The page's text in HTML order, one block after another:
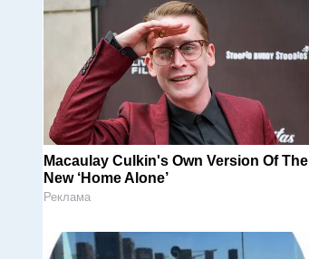
Macaulay Culkin's Own Version Of The
New ‘Home Alone’
Реклама